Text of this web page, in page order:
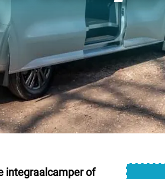
België
integraalcamper of